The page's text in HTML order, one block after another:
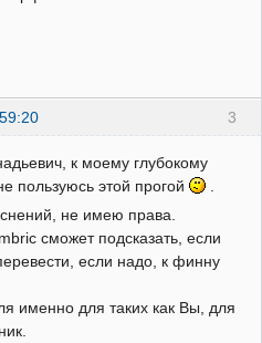
3
к моему глубокому
пользуюсь этой прогой
не имею права.
сможет подсказать, если
если надо, к финну
именно для таких как Вы, для